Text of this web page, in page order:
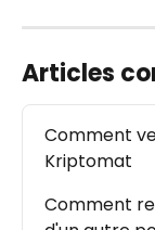
Articles
Comment
Kriptomat
Comment